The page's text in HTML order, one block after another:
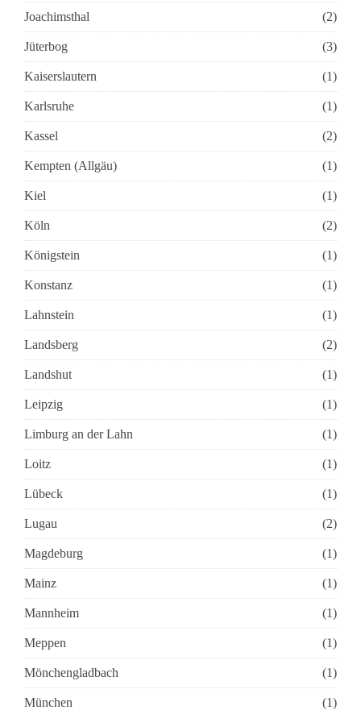
Joachimsthal (2)
Jüterbog (3)
Kaiserslautern (1)
Karlsruhe (1)
Kassel (2)
Kempten (Allgäu) (1)
Kiel (1)
Köln (2)
Königstein (1)
Konstanz (1)
Lahnstein (1)
Landsberg (2)
Landshut (1)
Leipzig (1)
Limburg an der Lahn (1)
Loitz (1)
Lübeck (1)
Lugau (2)
Magdeburg (1)
Mainz (1)
Mannheim (1)
Meppen (1)
Mönchengladbach (1)
München (1)